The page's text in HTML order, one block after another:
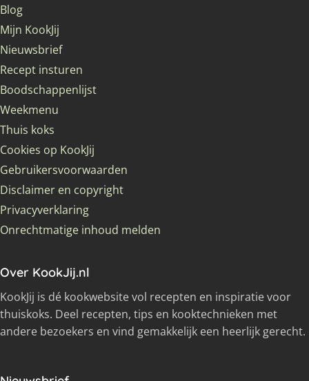
Blog
Mijn KookJij
Nieuwsbrief
Recept insturen
Boodschappenlijst
Weekmenu
Thuis koks
Cookies op KookJij
Gebruikersvoorwaarden
Disclaimer en copyright
Privacyverklaring
Onrechtmatige inhoud melden
Over KookJij.nl
KookJij is dé kookwebsite vol recepten en inspiratie voor
thuiskoks. Deel recepten, tips en kooktechnieken met
andere bezoekers en vind gemakkelijk een heerlijk gerecht.